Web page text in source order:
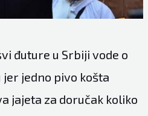
đuture u Srbiji vode o
jedno pivo košta
jajeta za doručak koliko